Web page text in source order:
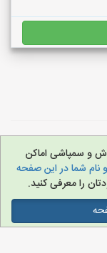
و سمپاشی اماکن
نام شما در این صفحه
را معرفی کنید.